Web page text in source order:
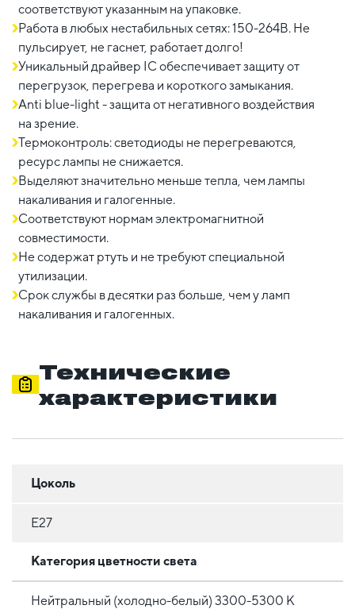
соответствуют указанным на упаковке.
Работа в любых нестабильных сетях: 150-264В. Не
пульсирует, не гаснет, работает долго!
Уникальный драйвер IC обеспечивает защиту от
перегрузок, перегрева и короткого замыкания.
Anti blue-light - защита от негативного воздействия
на зрение.
Термоконтроль: светодиоды не перегреваются,
ресурс лампы не снижается.
Выделяют значительно меньше тепла, чем лампы
накаливания и галогенные.
Соответствуют нормам электромагнитной
совместимости.
Не содержат ртуть и не требуют специальной
утилизации.
Срок службы в десятки раз больше, чем у ламп
накаливания и галогенных.
Технические
характеристики
Цоколь
E27
Категория цветности света
Нейтральный (холодно-белый) 3300-5300 К